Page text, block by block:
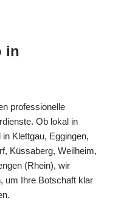
in
professionelle
Ob lokal in
Klettgau, Eggingen,
Küssaberg, Weilheim,
(Rhein), wir
um Ihre Botschaft klar